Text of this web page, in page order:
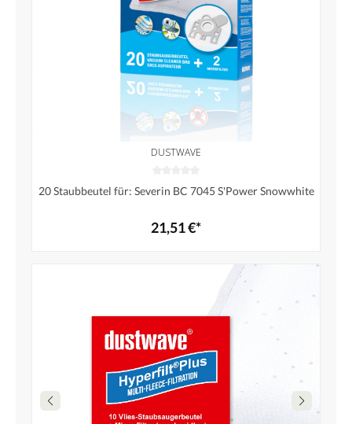
DUSTWAVE
20 Staubbeutel für: Severin BC 7045 S'Power Snowwhite
21,51 €*